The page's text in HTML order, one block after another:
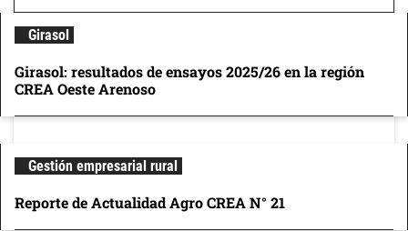
Girasol
Girasol: resultados de ensayos 2025/26 en la región
CREA Oeste Arenoso
Gestión empresarial rural
Reporte de Actualidad Agro CREA N° 21